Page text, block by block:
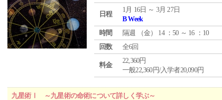
日程
1月 16日 ～ 3月 27日
B Week
時間
隔週 （金） 14 ：50 ～ 16 ：10
回数
全6回
料金
22,360円
一般22,360円/入学者20,090円
九星術Ⅰ ～九星術の命術について詳しく学ぶ～